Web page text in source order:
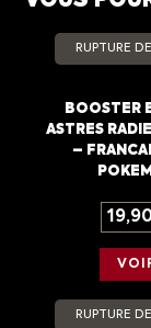
RUPTURE
BOOSTER
ASTRES
–
RUPTURE